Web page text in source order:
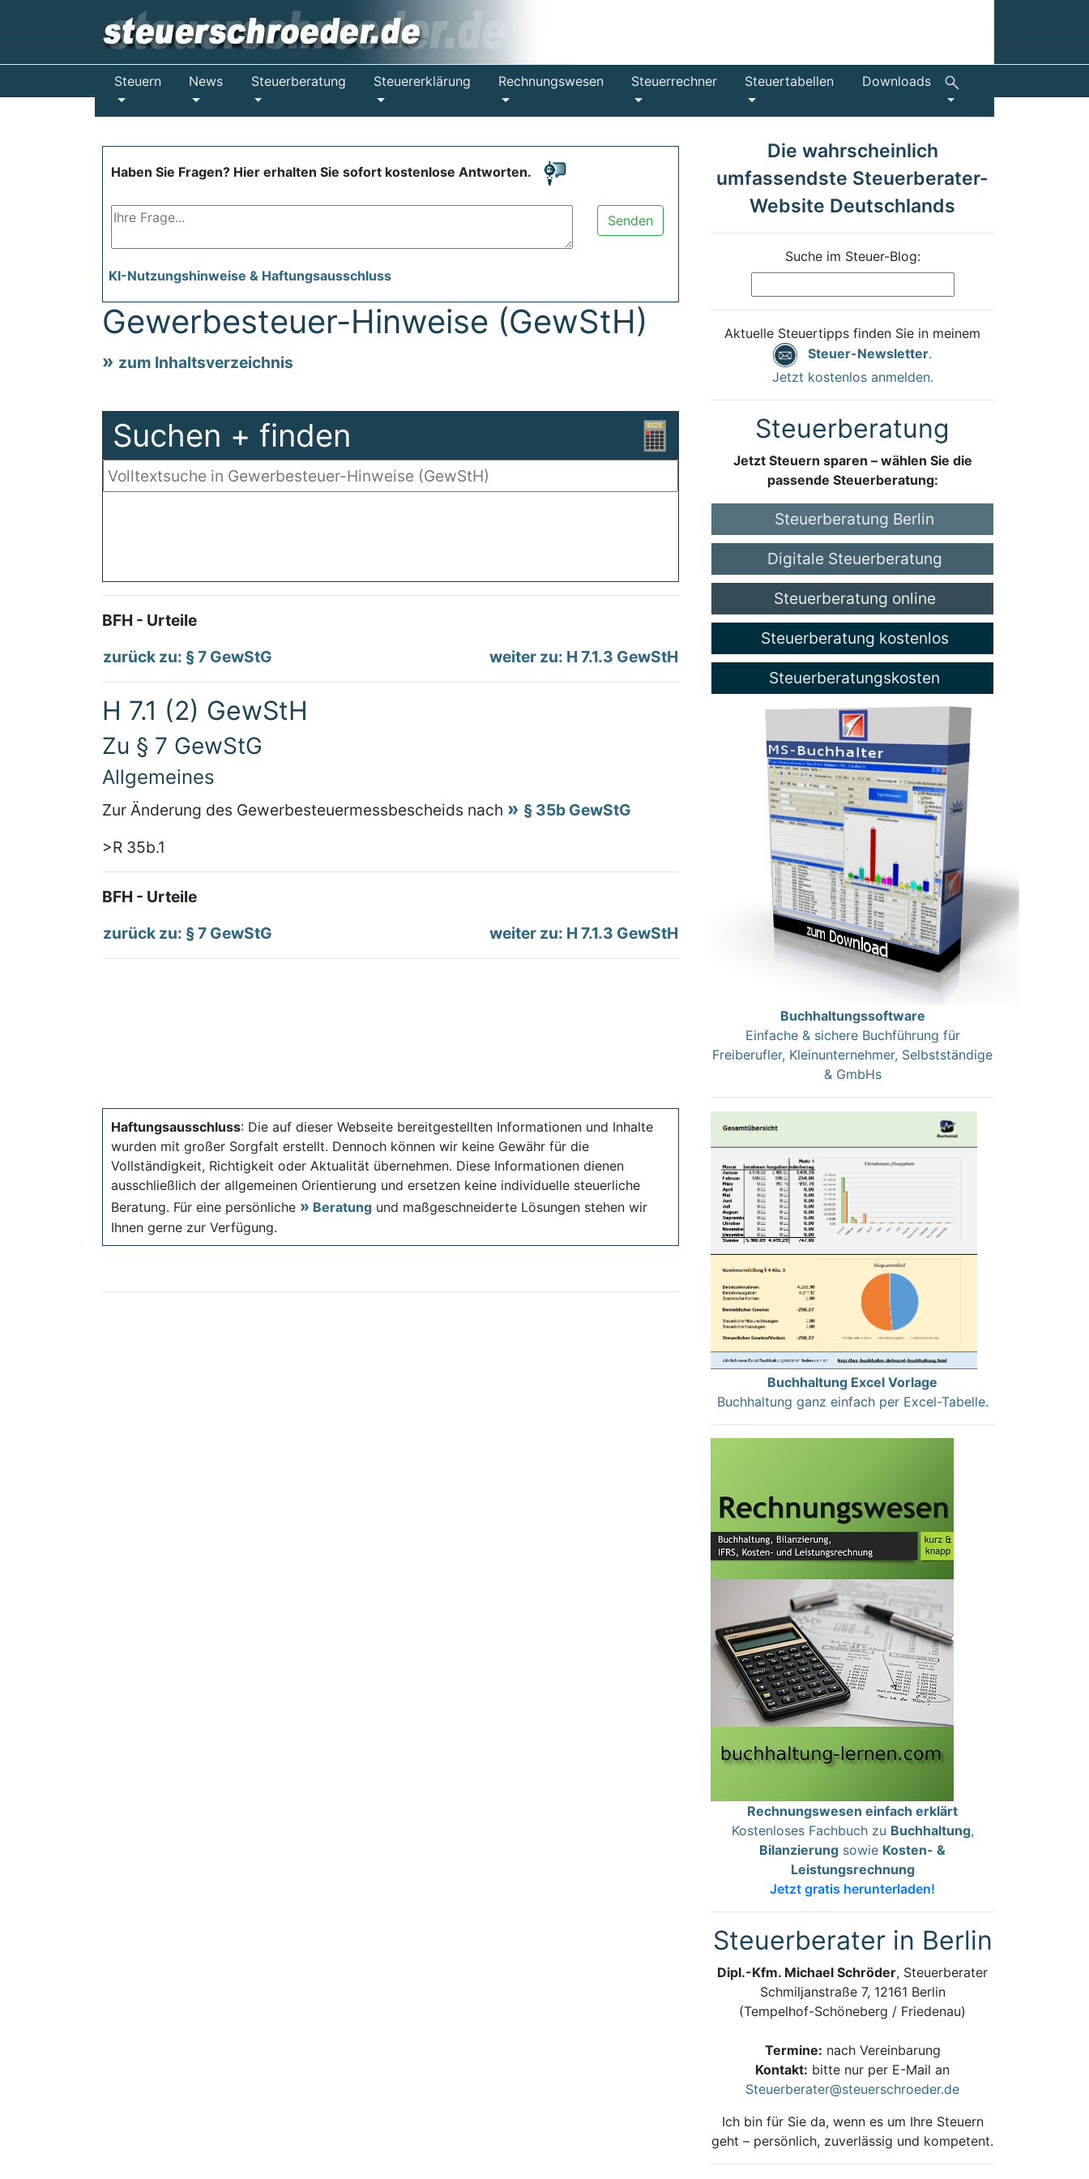
Steuern News Steuerberatung Steuererklärung Rechnungswesen Steuerrechner Steuertabellen Downloads
Haben Sie Fragen? Hier erhalten Sie sofort kostenlose Antworten.
Senden
KI-Nutzungshinweise & Haftungsausschluss
Gewerbesteuer-Hinweise (GewStH)
zum Inhaltsverzeichnis
Suchen + finden
BFH - Urteile
zurück zu: § 7 GewStG
weiter zu: H 7.1.3 GewStH
H 7.1 (2) GewStH
Zu § 7 GewStG
Allgemeines
Zur Änderung des Gewerbesteuermessbescheids nach
§ 35b GewStG
>R 35b.1
BFH - Urteile
zurück zu: § 7 GewStG
weiter zu: H 7.1.3 GewStH
Haftungsausschluss: Die auf dieser Webseite bereitgestellten Informationen und Inhalte
wurden mit großer Sorgfalt erstellt. Dennoch können wir keine Gewähr für die
Vollständigkeit, Richtigkeit oder Aktualität übernehmen. Diese Informationen dienen
ausschließlich der allgemeinen Orientierung und ersetzen keine individuelle steuerliche
Beratung. Für eine persönliche
Beratung und maßgeschneiderte Lösungen stehen wir
Ihnen gerne zur Verfügung.
Die wahrscheinlich
umfassendste Steuerberater-
Website Deutschlands
Suche im Steuer-Blog:
Aktuelle Steuertipps finden Sie in meinem
Steuer-Newsletter.
Jetzt kostenlos anmelden.
Steuerberatung
Jetzt Steuern sparen – wählen Sie die
passende Steuerberatung:
Steuerberatung Berlin
Digitale Steuerberatung
Steuerberatung online
Steuerberatung kostenlos
Steuerberatungskosten
Buchhaltungssoftware
Einfache & sichere Buchführung für
Freiberufler, Kleinunternehmer, Selbstständige
& GmbHs
Buchhaltung Excel Vorlage
Buchhaltung ganz einfach per Excel-Tabelle.
Rechnungswesen einfach erklärt
Kostenloses Fachbuch zu Buchhaltung,
Bilanzierung sowie Kosten- &
Leistungsrechnung
Jetzt gratis herunterladen!
Steuerberater in Berlin
Dipl.-Kfm. Michael Schröder, Steuerberater
Schmiljanstraße 7, 12161 Berlin
(Tempelhof-Schöneberg / Friedenau)
Termine: nach Vereinbarung
Kontakt: bitte nur per E-Mail an
Steuerberater@steuerschroeder.de
Ich bin für Sie da, wenn es um Ihre Steuern
geht – persönlich, zuverlässig und kompetent.